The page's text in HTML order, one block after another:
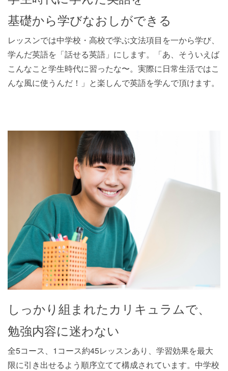
基礎から学びなおしができる
レッスンでは中学校・高校で学ぶ文法項目を一から学び、
学んだ英語を「話せる英語」にします。「あ、そういえば
こんなこと学生時代に習ったな〜。実際に日常生活ではこ
んな風に使うんだ！」と楽しんで英語を学んで頂けます。
しっかり組まれたカリキュラムで、
勉強内容に迷わない
全5コース、1コース約45レッスンあり、学習効果を最大
限に引き出せるよう順序立てて構成されています。中学校